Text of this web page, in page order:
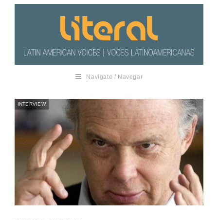
Navigate / Navegar
INTERVIEW